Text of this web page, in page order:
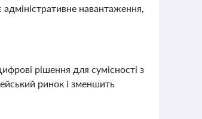
навантаження,
рішення для сумісності з
ринок і зменшить